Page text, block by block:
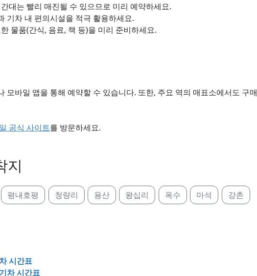
대는 빨리 매진될 수 있으므로 미리 예약하세요.
기차 내 편의시설을 적극 활용하세요.
물품(간식, 음료, 책 등)을 미리 준비하세요.
모바일 앱을 통해 예약할 수 있습니다. 또한, 주요 역의 매표소에서도 구매
공식 사이트를 방문하세요.
지
평내호평 청량리 용산 왕십리 옥수 마석 강촌
시간표
차 시간표